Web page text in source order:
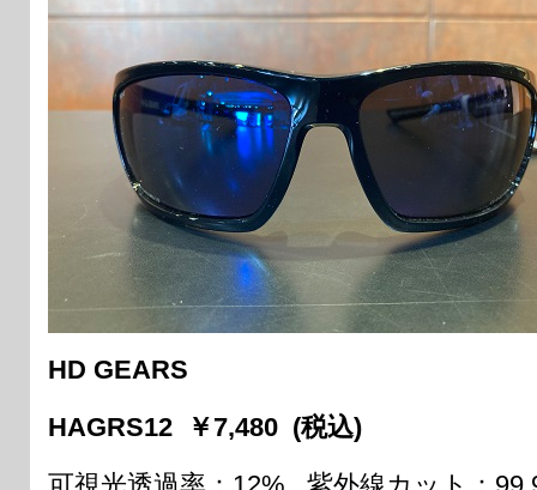
HD GEARS
HAGRS12 ￥7,480 (税込)